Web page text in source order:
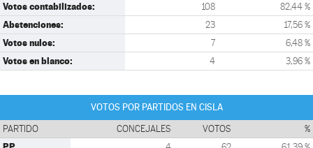
Votos contabilizados: 108 82,44 %
Abstenciones: 23 17,56 %
Votos nulos: 7 6,48 %
Votos en blanco: 4 3,96 %
VOTOS POR PARTIDOS EN CISLA
PARTIDO CONCEJALES VOTOS %